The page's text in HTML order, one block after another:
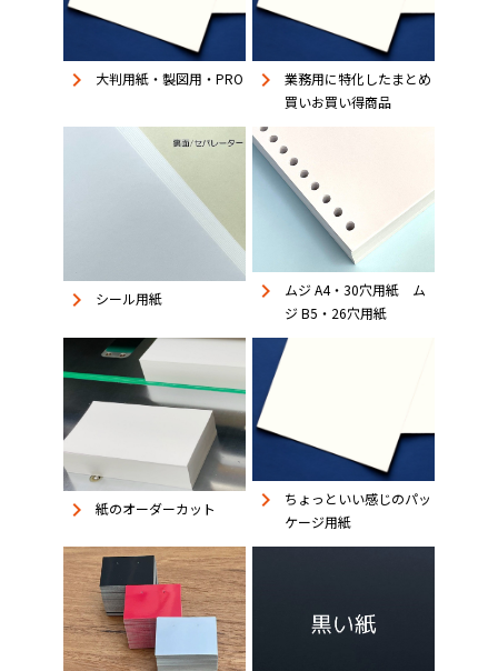
keyboard_arrow_right 大判用紙・製図用・PRO keyboard_arrow_right
業務用に特化したまとめ
買いお買い得商品
keyboard_arrow_right シール用紙 keyboard_arrow_right
ムジ A4・30穴用紙 ム
ジ B5・26穴用紙
keyboard_arrow_right 紙のオーダーカット keyboard_arrow_right
ちょっといい感じのパッ
ケージ用紙